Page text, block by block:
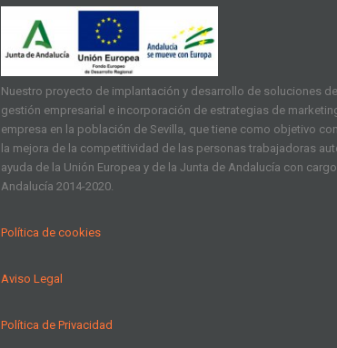
Nuestro proyecto de implantación y desarrollo de soluciones
gestión empresarial e incorporación de estrategias de
empresa en la población de Sevilla, que tiene como objetivo
la mejora de la competitividad de las personas trabajadoras
ayuda de la Unión Europea y de la Junta de Andalucía con
Andalucía 2014-2020.
Política de cookies
Aviso Legal
Política de Privacidad